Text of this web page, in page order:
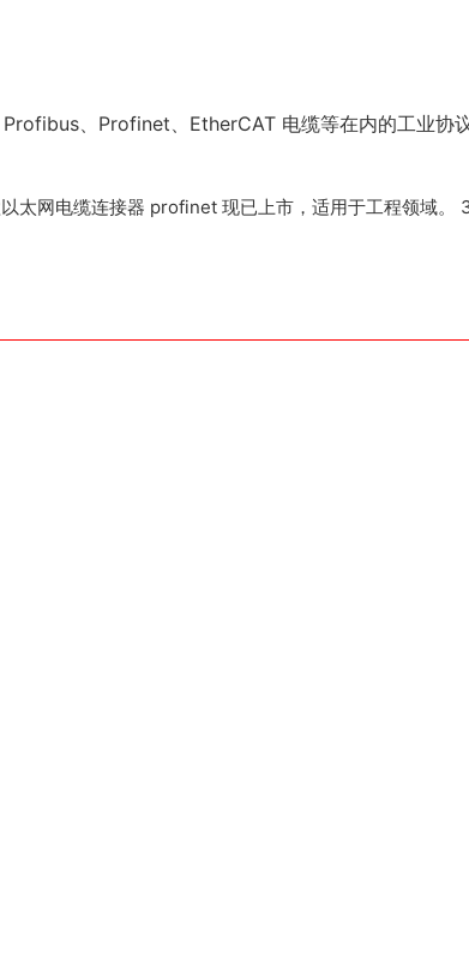
、Profinet、EtherCAT 电缆等在内的工业协